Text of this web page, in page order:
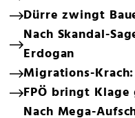
Dürre zwingt
Nach Skandal-
Erdogan
Migrations-
FPÖ bringt Klage
Nach Mega-